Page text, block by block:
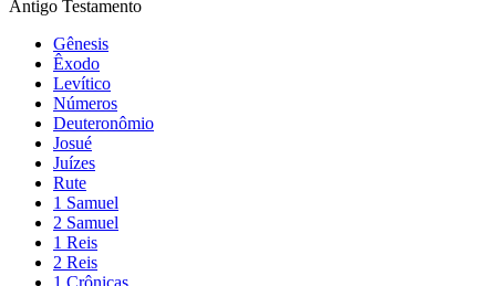
Antigo Testamento
Gênesis
Êxodo
Levítico
Números
Deuteronômio
Josué
Juízes
Rute
1 Samuel
2 Samuel
1 Reis
2 Reis
1 Crônicas